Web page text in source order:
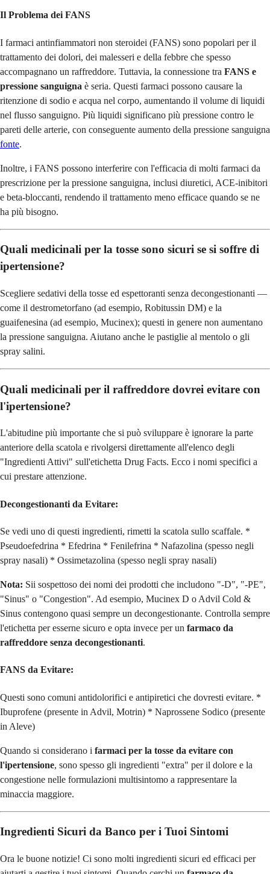
Il Problema dei FANS
I farmaci antinfiammatori non steroidei (FANS) sono popolari per il
trattamento dei dolori, dei malesseri e della febbre che spesso
accompagnano un raffreddore. Tuttavia, la connessione tra FANS e
pressione sanguigna è seria. Questi farmaci possono causare la
ritenzione di sodio e acqua nel corpo, aumentando il volume di liquidi
nel flusso sanguigno. Più liquidi significano più pressione contro le
pareti delle arterie, con conseguente aumento della pressione sanguigna
fonte.
Inoltre, i FANS possono interferire con l'efficacia di molti farmaci da
prescrizione per la pressione sanguigna, inclusi diuretici, ACE-inibitori
e beta-bloccanti, rendendo il trattamento meno efficace quando se ne
ha più bisogno.
Quali medicinali per la tosse sono sicuri se si soffre di
ipertensione?
Scegliere sedativi della tosse ed espettoranti senza decongestionanti —
come il destrometorfano (ad esempio, Robitussin DM) e la
guaifenesina (ad esempio, Mucinex); questi in genere non aumentano
la pressione sanguigna. Aiutano anche le pastiglie al mentolo o gli
spray salini.
Quali medicinali per il raffreddore dovrei evitare con
l'ipertensione?
L'abitudine più importante che si può sviluppare è ignorare la parte
anteriore della scatola e rivolgersi direttamente all'elenco degli
"Ingredienti Attivi" sull'etichetta Drug Facts. Ecco i nomi specifici a
cui prestare attenzione.
Decongestionanti da Evitare:
Se vedi uno di questi ingredienti, rimetti la scatola sullo scaffale. *
Pseudoefedrina * Efedrina * Fenilefrina * Nafazolina (spesso negli
spray nasali) * Ossimetazolina (spesso negli spray nasali)
Nota: Sii sospettoso dei nomi dei prodotti che includono "-D", "-PE",
"Sinus" o "Congestion". Ad esempio, Mucinex D o Advil Cold &
Sinus contengono quasi sempre un decongestionante. Controlla sempre
l'etichetta per esserne sicuro e opta invece per un farmaco da
raffreddore senza decongestionanti.
FANS da Evitare:
Questi sono comuni antidolorifici e antipiretici che dovresti evitare. *
Ibuprofene (presente in Advil, Motrin) * Naprossene Sodico (presente
in Aleve)
Quando si considerano i farmaci per la tosse da evitare con
l'ipertensione, sono spesso gli ingredienti "extra" per il dolore e la
congestione nelle formulazioni multisintomo a rappresentare la
minaccia maggiore.
Ingredienti Sicuri da Banco per i Tuoi Sintomi
Ora le buone notizie! Ci sono molti ingredienti sicuri ed efficaci per